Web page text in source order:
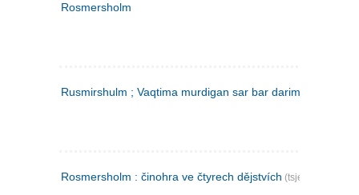
Rosmersholm
Rusmirshulm ; Vaqtima murdigan sar bar darim
Rosmersholm : činohra ve čtyrech dějstvích (tsjekkisk)